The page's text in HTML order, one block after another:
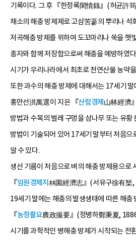
기록이다. 그 후 『한정록閑情錄』(허균許
채소의 해충 방제제로 고삼苦蔘의 뿌리나 석
저곡해충 방제를 위하여 도꼬마리나 쑥을 햇
종자와 함께 저장함으로써 해충을 예방하였
시기가 우리나라에서 최초로 천연산물 농약
또한 과수의 해충 방제에 대해서는 17세기 말
홍만선洪萬選이 지은 『산림경제 山林經濟
방법과 수목의 벌레 구멍을 삼나무 또는 유황
방법이 기술되어 있어 17세기 말부터 처음으
알 수 있다.
생선 기름이 처음으로 벼의 해충 방제용으로
『임원경제지 林園經濟志』(서유구徐有榘,
19세기 말에는 해충의 발생생태에 따른 해충
『농정촬요農政撮要』(정병하鄭秉夏,
시기를 과학적인 병해충 방제가 시작되는 전